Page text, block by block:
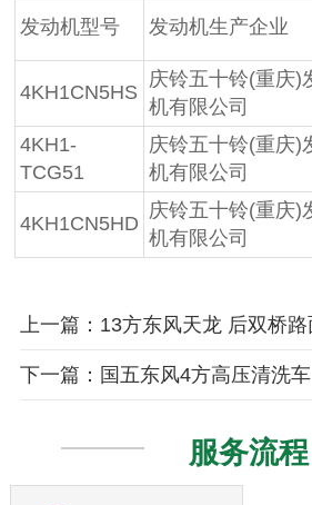
发动机型号 发动机生产企业
4KH1CN5HS
庆铃五十铃(重庆)
机有限公司
4KH1-
TCG51
庆铃五十铃(重庆)
机有限公司
4KH1CN5HD
庆铃五十铃(重庆)
机有限公司
上一篇：13方东风天龙 后双桥
下一篇：国五东风4方高压清洗车
服务流程